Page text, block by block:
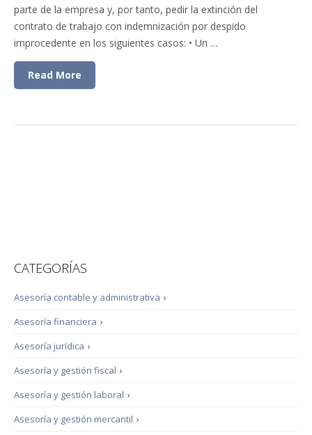
parte de la empresa y, por tanto, pedir la extinción del
contrato de trabajo con indemnización por despido
improcedente en los siguientes casos: • Un …
Read More
CATEGORÍAS
›
Asesoría contable y administrativa
›
Asesoría financiera
›
Asesoría jurídica
›
Asesoría y gestión fiscal
›
Asesoría y gestión laboral
›
Asesoría y gestión mercantil